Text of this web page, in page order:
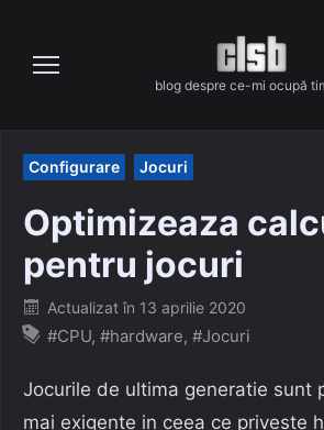
content
blog despre ce-mi ocupă
Configurare Jocuri
Optimizeaza
pentru jocuri
Posted
on
Actualizat în 13 aprilie 2020
#CPU, #hardware, #Jocuri
Jocurile de ultima generatie sunt
mai exigente in ceea ce priveste